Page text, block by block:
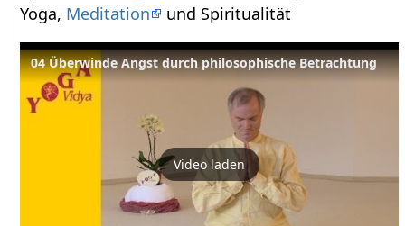
Yoga, Meditation und Spiritualität
04 Überwinde Angst durch philosophische Betrachtung
Video laden